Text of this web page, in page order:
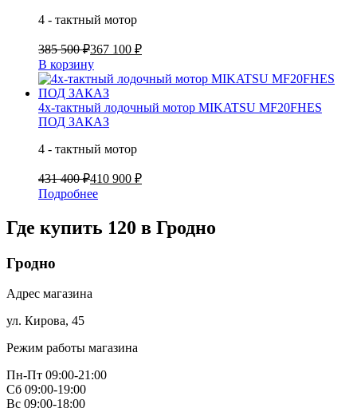
4 - тактный мотор
385 500 ₽367 100 ₽
В корзину
4х-тактный лодочный мотор MIKATSU MF20FHES
ПОД ЗАКАЗ
4 - тактный мотор
431 400 ₽410 900 ₽
Подробнее
Где купить 120 в Гродно
Гродно
Адрес магазина
ул. Кирова, 45
Режим работы магазина
Пн-Пт 09:00-21:00
Сб 09:00-19:00
Вс 09:00-18:00